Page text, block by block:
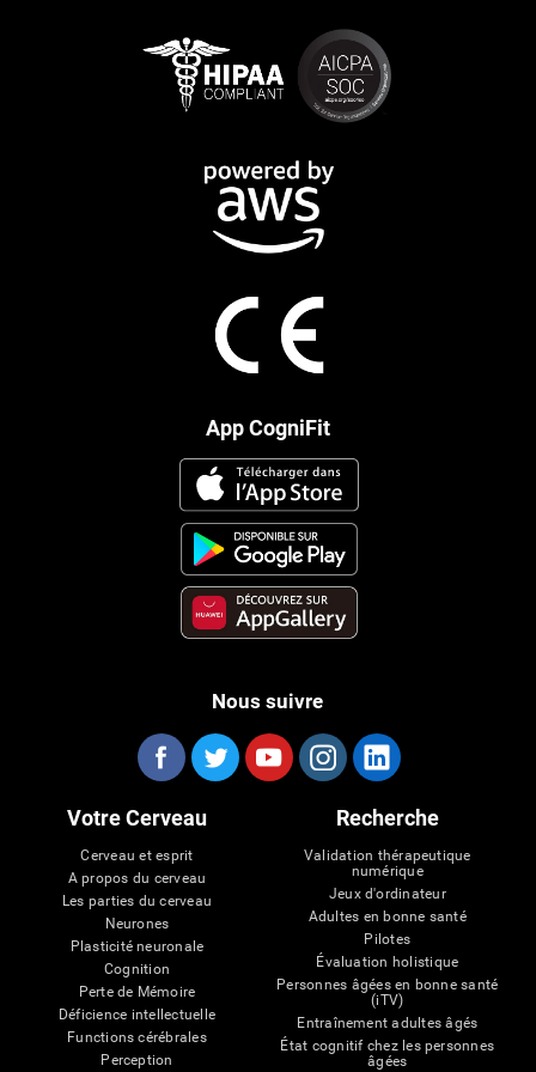
App CogniFit
Nous suivre
Votre Cerveau
Cerveau et esprit
A propos du cerveau
Les parties du cerveau
Neurones
Plasticité neuronale
Cognition
Perte de Mémoire
Déficience intellectuelle
Functions cérébrales
Perception
Recherche
Validation thérapeutique
numérique
Jeux d'ordinateur
Adultes en bonne santé
Pilotes
Évaluation holistique
Personnes âgées en bonne santé
(iTV)
Entraînement adultes âgés
État cognitif chez les personnes
âgées